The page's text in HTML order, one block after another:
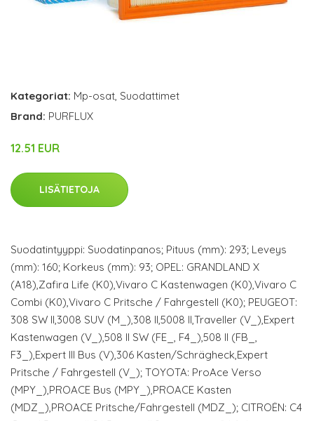
Kategoriat: Mp-osat, Suodattimet
Brand: PURFLUX
12.51 EUR
LISÄTIETOJA
Suodatintyyppi: Suodatinpanos; Pituus (mm): 293; Leveys
(mm): 160; Korkeus (mm): 93; OPEL: GRANDLAND X
(A18),Zafira Life (K0),Vivaro C Kastenwagen (K0),Vivaro C
Combi (K0),Vivaro C Pritsche / Fahrgestell (K0); PEUGEOT:
308 SW II,3008 SUV (M_),308 II,5008 II,Traveller (V_),Expert
Kastenwagen (V_),508 II SW (FE_, F4_),508 II (FB_,
F3_),Expert III Bus (V),306 Kasten/Schrägheck,Expert
Pritsche / Fahrgestell (V_); TOYOTA: ProAce Verso
(MPY_),PROACE Bus (MPY_),PROACE Kasten
(MDZ_),PROACE Pritsche/Fahrgestell (MDZ_); CITROËN: C4